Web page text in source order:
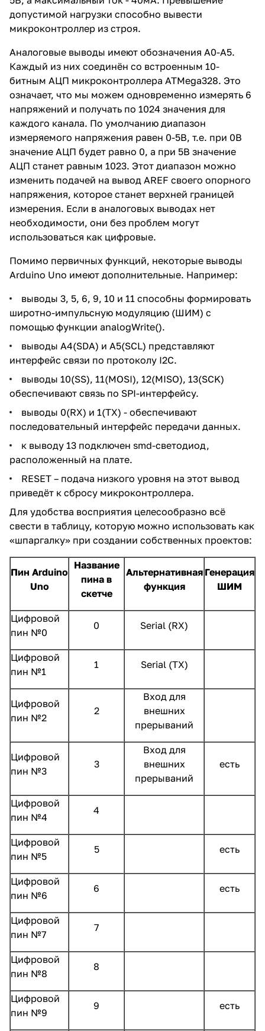
допустимой нагрузки способно вывести
микроконтроллер из строя.
Аналоговые выводы имеют обозначения А0-А5.
Каждый из них соединён со встроенным 10-
битным АЦП микроконтроллера ATMega328. Это
означает, что мы можем одновременно измерять 6
напряжений и получать по 1024 значения для
каждого канала. По умолчанию диапазон
измеряемого напряжения равен 0-5В, т.е. при 0В
значение АЦП будет равно 0, а при 5В значение
АЦП станет равным 1023. Этот диапазон можно
изменить подачей на вывод AREF своего опорного
напряжения, которое станет верхней границей
измерения. Если в аналоговых выводах нет
необходимости, они без проблем могут
использоваться как цифровые.
Помимо первичных функций, некоторые выводы
Arduino Uno имеют дополнительные. Например:
выводы 3, 5, 6, 9, 10 и 11 способны формировать
широтно-импульсную модуляцию (ШИМ) с
помощью функции analogWrite().
выводы A4(SDA) и A5(SCL) представляют
интерфейс связи по протоколу I2C.
выводы 10(SS), 11(MOSI), 12(MISO), 13(SCK)
обеспечивают связь по SPI-интерфейсу.
выводы 0(RX) и 1(TX) - обеспечивают
последовательный интерфейс передачи данных.
к выводу 13 подключен smd-светодиод,
расположенный на плате.
RESET – подача низкого уровня на этот вывод
приведёт к сбросу микроконтроллера.
Для удобства восприятия целесообразно всё
свести в таблицу, которую можно использовать как
«шпаргалку» при создании собственных проектов:
Пин Arduino
Uno
Название
пина в
скетче
Альтернативная
функция
Генерация
ШИМ
Цифровой
пин №0
0 Serial (RX)
Цифровой
пин №1
1 Serial (TX)
Цифровой
пин №2
2
Вход для
внешних
прерываний
Цифровой
пин №3
3
Вход для
внешних
прерываний
есть
Цифровой
пин №4
4
Цифровой
пин №5
5 есть
Цифровой
пин №6
6 есть
Цифровой
пин №7
7
Цифровой
пин №8
8
Цифровой
пин №9
9 есть